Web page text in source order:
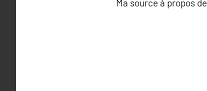
Ma source à propos de